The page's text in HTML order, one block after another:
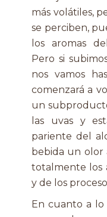
más volátiles,
se perciben,
los aromas
Pero si
nos vamos
comenzará a
un
las uvas y
pariente del
bebida un olor
totalmente los
y de los
En cuanto a